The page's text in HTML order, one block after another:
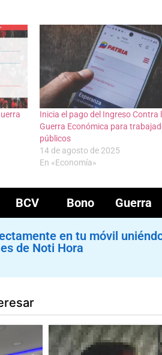
Inicia el pago del Ingreso Contra
Guerra Económica para
públicos
14 de agosto de 2025
En «Economía»
BCV Bono Guerra
en tu móvil
de Noti Hora